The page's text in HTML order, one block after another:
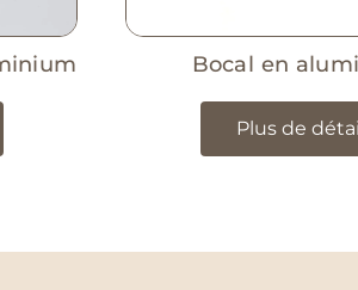
Bocal en
Plus de